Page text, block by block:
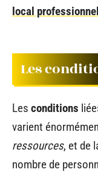
local
Les
Les conditions
varient
ressources, et de
nombre de